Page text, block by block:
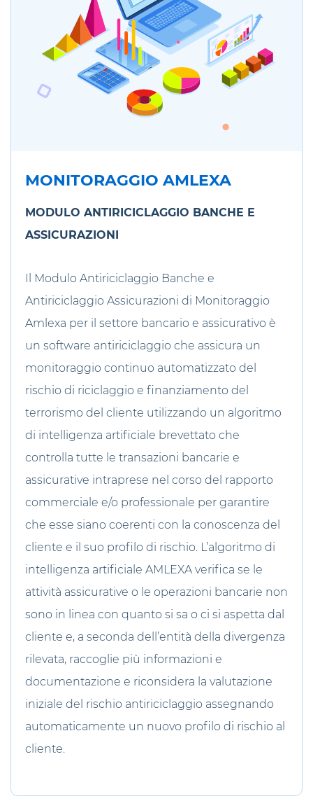
MONITORAGGIO AMLEXA
MODULO ANTIRICICLAGGIO BANCHE E
ASSICURAZIONI
Il Modulo Antiriciclaggio Banche e
Antiriciclaggio Assicurazioni di Monitoraggio
Amlexa per il settore bancario e assicurativo è
un software antiriciclaggio che assicura un
monitoraggio continuo automatizzato del
rischio di riciclaggio e finanziamento del
terrorismo del cliente utilizzando un algoritmo
di intelligenza artificiale brevettato che
controlla tutte le transazioni bancarie e
assicurative intraprese nel corso del rapporto
commerciale e/o professionale per garantire
che esse siano coerenti con la conoscenza del
cliente e il suo profilo di rischio. L’algoritmo di
intelligenza artificiale AMLEXA verifica se le
attività assicurative o le operazioni bancarie non
sono in linea con quanto si sa o ci si aspetta dal
cliente e, a seconda dell’entità della divergenza
rilevata, raccoglie più informazioni e
documentazione e riconsidera la valutazione
iniziale del rischio antiriciclaggio assegnando
automaticamente un nuovo profilo di rischio al
cliente.